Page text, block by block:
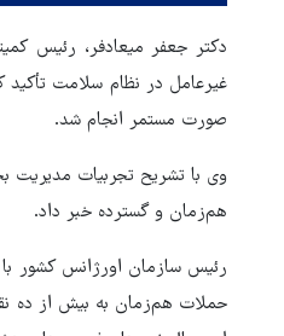
دکتر جعفر میعادفر، رئیس
صورت مستمر انجام شد.
هم‌زمان و گسترده خبر داد.
حملات هم‌زمان به بیش از ده